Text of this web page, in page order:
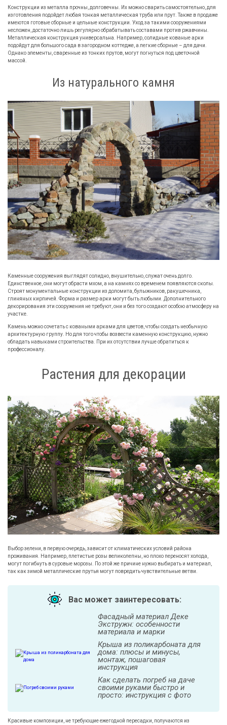
Конструкции из металла прочны, долговечны. Их можно сварить самостоятельно, для
изготовления подойдет любая тонкая металлическая труба или прут. Также в продаже
имеются готовые сборные и цельные конструкции. Уход за такими сооружениями
несложен, достаточно лишь регулярно обрабатывать составами против ржавчины.
Металлическая конструкция универсальна. Например, солидные кованые арки
подойдут для большого сада в загородном коттедже, а легкие сборные – для дачи.
Однако элементы, сваренные из тонких прутов, могут погнуться под цветочной
массой.
Из натурального камня
Каменные сооружения выглядят солидно, внушительно, служат очень долго.
Единственное, они могут обрасти мхом, а на камнях со временем появляются сколы.
Строят монументальные конструкции из доломита, булыжников, ракушечника,
глиняных кирпичей. Форма и размер арки могут быть любыми. Дополнительного
декорирования эти сооружения не требуют, они и без того создают особою атмосферу на
участке.
Камень можно сочетать с коваными арками для цветов, чтобы создать необычную
архитектурную группу. Но для того чтобы возвести каменную конструкцию, нужно
обладать навыками строительства. При их отсутствии лучше обратиться к
профессионалу.
Растения для декорации
Выбор зелени, в первую очередь, зависит от климатических условий района
проживания. Например, плетистые розы великолепны, но плохо переносят холода,
могут погибнуть в суровые морозы. По этой же причине нужно выбирать и материал,
так как зимой металлические прутья могут повредить чувствительные ветви.
Вас может заинтересовать:
Фасадный материал Деке
Экстружн: особенности
материала и марки
Крыша из поликарбоната для
дома: плюсы и минусы,
монтаж, пошаговая
инструкция
Как сделать погреб на даче
своими руками быстро и
просто: инструкция с фото
Красивые композиции, не требующие ежегодной пересадки, получаются из